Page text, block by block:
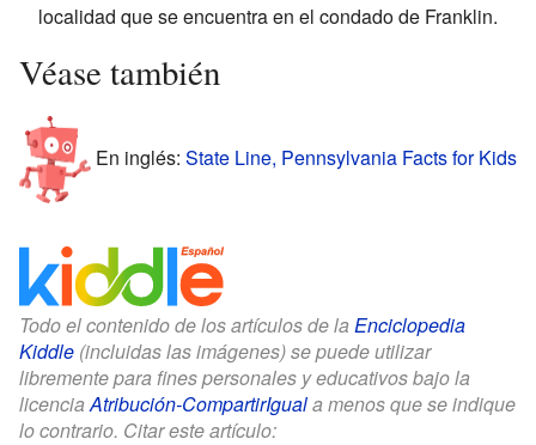
localidad que se encuentra en el condado de Franklin.
Véase también
En inglés: State Line, Pennsylvania Facts for Kids
Todo el contenido de los artículos de la Enciclopedia
Kiddle (incluidas las imágenes) se puede utilizar
libremente para fines personales y educativos bajo la
licenciaAtribución-CompartirIguala menos que se indique
lo contrario. Citar este artículo: